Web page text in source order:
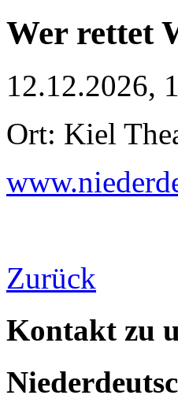
Wer rettet
12.12.2026,
Ort: Kiel
Zurück
Kontakt zu